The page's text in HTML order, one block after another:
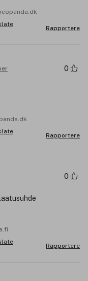
Rapportere
0
Rapportere
0
Rapportere